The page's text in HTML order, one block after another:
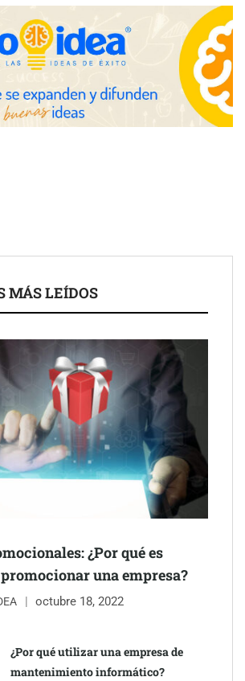
estratégico
cuando un solo producto multiplica
salón profesional
rentabilidad en el primer semestre de 2026
diseño que transforman espacios de la
MÁS LEÍDOS
¿Por qué es
una empresa?
octubre 18, 2022
¿Por qué utilizar una empresa de
mantenimiento informático?